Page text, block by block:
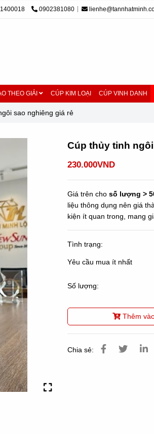
0902381080
THEO GIẢI CÚP KIM LOẠI CÚP VINH DANH
sao nghiêng giá rẻ
Cúp thủy tinh
230.000VND
Giá trên chosố lượng >
liệu thông dụng nên giá
kiện ít quan trong, mang
Tình trạng:
Yêu cầu mua ít nhất
Số lượng:
Thêm
Chia sẻ: